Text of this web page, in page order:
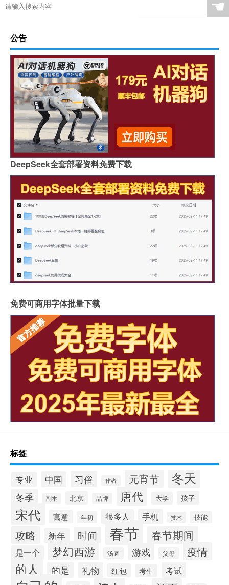
☚
公告
DeepSeek全套部署资料免费下载
免费可商用字体批量下载
标签
专业 中国 习俗 作者 元宵节 冬天
冬季 副本 北京 品牌 唐代 大学 孩子
宋代 寓意 年初 很多人 手机 技术 技能
攻略 新年 时间 春节 春节期间
是一个 梦幻西游 汤圆 游戏 父母 疫情
的人 的是 礼物 红包 考生 考试